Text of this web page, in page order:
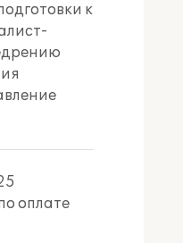
к
оплате